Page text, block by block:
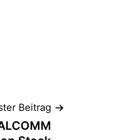
Beitrag